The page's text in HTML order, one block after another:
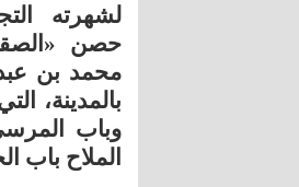
لشهرته
حصن
محمد بن
بالمدينة،
وباب
الملاح باب